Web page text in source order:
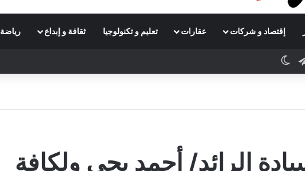
إقتصاد و شركات عقارات تعليم و تكنولوجيا ثقافة و إبداع رياضة
Telegram
الرائد/ أحمد يحي ولكافة